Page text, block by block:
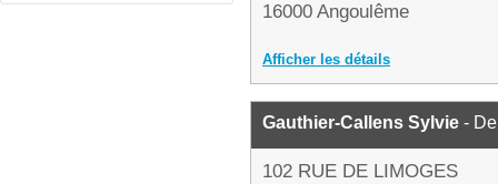
16000 Angoulême
Afficher les détails
Gauthier-Callens Sylvie -
102 RUE DE LIMOGES